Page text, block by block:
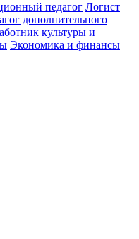
педагог Логист
дополнительного
культуры и
Экономика и финансы